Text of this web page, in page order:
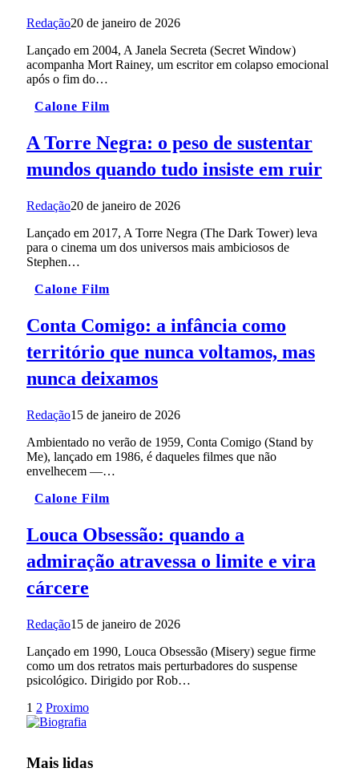
Redação20 de janeiro de 2026
Lançado em 2004, A Janela Secreta (Secret Window)
acompanha Mort Rainey, um escritor em colapso emocional
após o fim do…
Calone Film
A Torre Negra: o peso de sustentar
mundos quando tudo insiste em ruir
Redação20 de janeiro de 2026
Lançado em 2017, A Torre Negra (The Dark Tower) leva
para o cinema um dos universos mais ambiciosos de
Stephen…
Calone Film
Conta Comigo: a infância como
território que nunca voltamos, mas
nunca deixamos
Redação15 de janeiro de 2026
Ambientado no verão de 1959, Conta Comigo (Stand by
Me), lançado em 1986, é daqueles filmes que não
envelhecem —…
Calone Film
Louca Obsessão: quando a
admiração atravessa o limite e vira
cárcere
Redação15 de janeiro de 2026
Lançado em 1990, Louca Obsessão (Misery) segue firme
como um dos retratos mais perturbadores do suspense
psicológico. Dirigido por Rob…
1 2 Proximo
Mais lidas